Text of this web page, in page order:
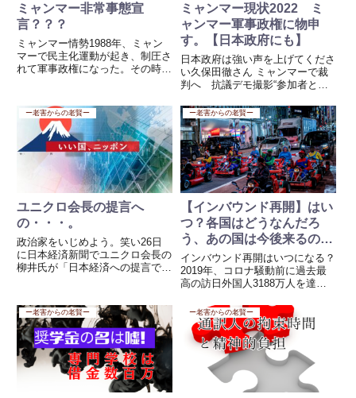
ミャンマー非常事態宣
言？？？
ミャンマー情勢1988年、ミャン
マーで民主化運動が起き、制圧さ
れて軍事政権になった。その時の
発砲した事実がある、その当時は
地方から来た何も知らされていな
い、地方出身の軍人だったらし...
ミャンマー現状2022 ミ
ャンマー軍事政権に物申
す。【日本政府にも】
日本政府は強い声を上げてくださ
い久保田徹さん ミャンマーで裁
判へ 抗議デモ撮影“参加者とつ
この人を助けることもできない日
本政府なら困りものだ、今まで
前々政権でどれだけ支援してきた
ことか、どれだけ税金を使っ...
ー老害からの老賢ー
ユニクロ会長の提言へ
の・・・。
政治家をいじめよう。笑い26日
に日本経済新聞でユニクロ会長の
柳井氏が「日本経済への提言で日
思いをつづった。双方の意見を見
てみるとどちらも間違っていない
と思う。どんどん経済界の人が
こ...
ー老害からの老賢ー
【インバウンド再開】はい
つ？各国はどうなんだろ
う、あの国は今後来るの
か？
インバウンド再開はいつになる？
2019年、コロナ騒動前に過去最
高の訪日外国人3188万人を達成
自動車産業に次ぐと期待される日
本の観光業、コロナ騒動がまだま
だ収まらない今、2022度以降は
どのような道をたどるのか...
ー老害からの老賢ー ー老害からの老賢ー